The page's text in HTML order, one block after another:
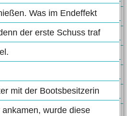
Was im Endeffekt
der erste Schuss traf
mit der Bootsbesitzerin
wurde diese